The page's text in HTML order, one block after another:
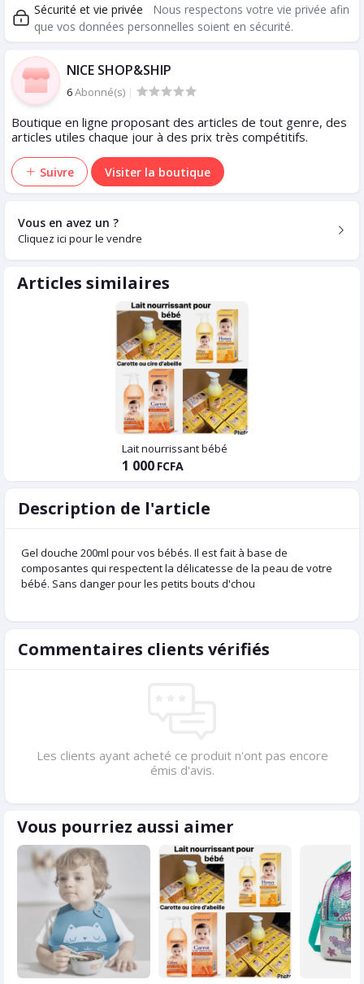
Sécurité et vie privée
Nous respectons votre vie privée afin
que vos données personnelles soient en sécurité.
NICE SHOP&SHIP
6Abonné(s) |
Boutique en ligne proposant des articles de tout genre, des
articles utiles chaque jour à des prix très compétitifs.
Suivre Visiter la boutique
Vous en avez un ?
Cliquez ici pour le vendre
Articles similaires
Lait nourrissant bébé
1 000 FCFA
Description de l'article
Gel douche 200ml pour vos bébés. Il est fait à base de
composantes qui respectent la délicatesse de la peau de votre
bébé. Sans danger pour les petits bouts d'chou
Commentaires clients vérifiés
Les clients ayant acheté ce produit n'ont pas encore
émis d'avis.
Vous pourriez aussi aimer